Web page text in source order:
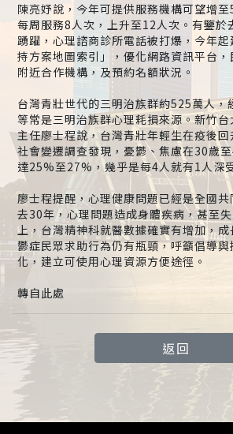
陳亮妤說，今年可提供服務機構可望增
每周服務8人次，上升至12人次。有鑒於
踴躍，心理諮商診所電話被打爆，今年
持方案地圖索引」，優化網路資訊平台
附近合作機構，及預約名額狀況。
台灣青壯世代的三明治族群約525萬人，
等常是三明治族群心理耗損來源。新竹
主任廖士程說，台灣青壯年輕生在疫後
社會變遷調查發現，憂鬱、焦慮在30歲
達25%至27%，幾乎是每4人就有1人深
廖士程提醒，心理健康問題已經是全國
去30年，心理問題造成身體疾病，甚至
上，台灣精神科就醫數據確實有增加，
鬱症民眾求助行為仍有瓶頸，呼籲倡導
化，建立可使用心理資源方便途徑。
轉自此處
返回